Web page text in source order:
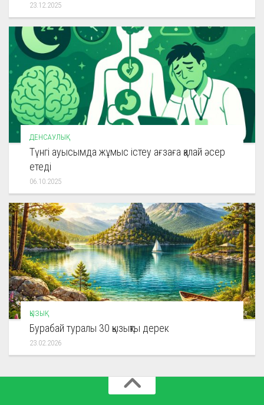
23.12.2025
ДЕНСАУЛЫҚ
Түнгі ауысымда жұмыс істеу ағзаға қалай әсер
етеді
06.10.2025
ҚЫЗЫҚ
Бурабай туралы 30 қызықты дерек
23.02.2026